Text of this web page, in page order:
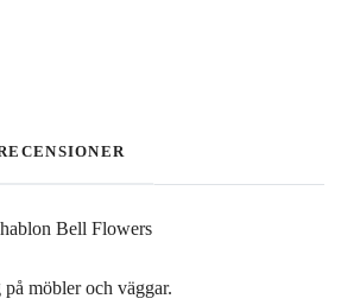
Bell Flowers
möbler och väggar.